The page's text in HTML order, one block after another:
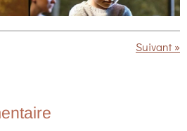
Suivant»